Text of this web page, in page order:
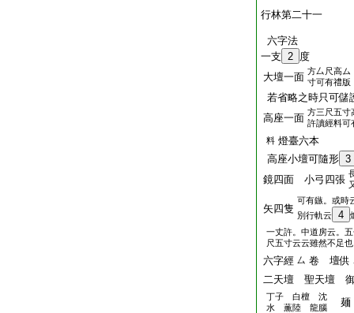
行林第二十一
六字法
一支 2 度
大壇一面 方厶尺高ム
寸可有禮版
若省略之時只可儲
高座一面 方三尺五寸
許讀經料可
料 燈臺六本
高座小壇可隨形 3
鏡四面 小弓四張
矢四隻
可有鏃。或時
別行軌云
4
一丈許。中道房云。
尺五寸云云雖然不足
六字經 厶 卷 壇供
二天壇 聖天壇
丁子 白檀 沈
水 薫陸 龍腦
麺